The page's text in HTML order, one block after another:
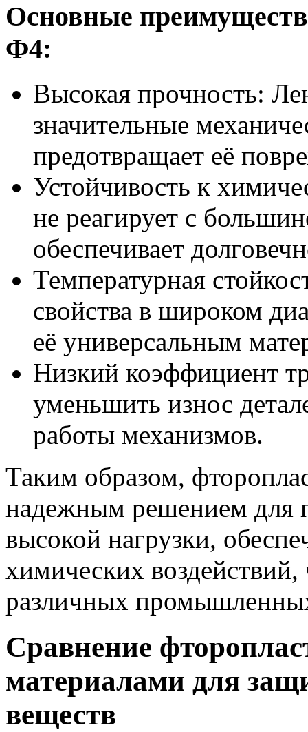
Основные
Ф4:
Высокая прочность:
значительные
предотвращает её
Устойчивость к
не реагирует с
обеспечивает
Температурная
свойства в широком
её универсальным
Низкий коэффициент
уменьшить износ
работы механизмов.
Таким образом,
надежным решением для
высокой нагрузки,
химических
различных
Сравнение
материалами для
веществ